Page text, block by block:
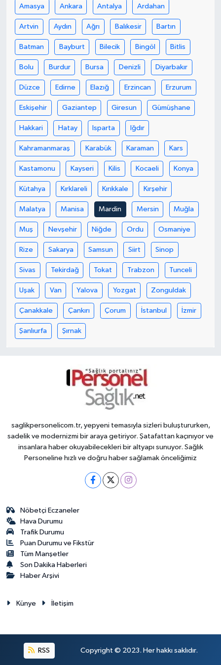
Amasya Ankara Antalya Ardahan
Artvin Aydın Ağrı Balıkesir Bartın
Batman Bayburt Bilecik Bingöl Bitlis
Bolu Burdur Bursa Denizli Diyarbakır
Düzce Edirne Elazığ Erzincan Erzurum
Eskişehir Gaziantep Giresun Gümüşhane
Hakkari Hatay Isparta Iğdır
Kahramanmaraş Karabük Karaman Kars
Kastamonu Kayseri Kilis Kocaeli Konya
Kütahya Kırklareli Kırıkkale Kırşehir
Malatya Manisa Mardin Mersin Muğla
Muş Nevşehir Niğde Ordu Osmaniye
Rize Sakarya Samsun Siirt Sinop
Sivas Tekirdağ Tokat Trabzon Tunceli
Uşak Van Yalova Yozgat Zonguldak
Çanakkale Çankırı Çorum İstanbul İzmir
Şanlıurfa Şırnak
saglikpersonelicom.tr, yepyeni temasıyla sizleri buluştururken,
sadelik ve modernizmi bir araya getiriyor. Şatafattan kaçınıyor ve
insanlara haber okuyabilecekleri bir altyapı sunuyor. Sağlık
Personeline hızlı ve doğru haber sağlamak önceliğimiz
Nöbetçi Eczaneler
Hava Durumu
Trafik Durumu
Puan Durumu ve Fikstür
Tüm Manşetler
Son Dakika Haberleri
Haber Arşivi
Künye İletişim
RSS Copyright © 2023. Her hakkı saklıdır.